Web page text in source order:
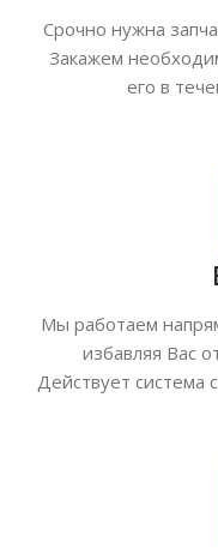
Срочно нужна
Закажем
его в
Мы работаем
избавляя Вас
Действует система